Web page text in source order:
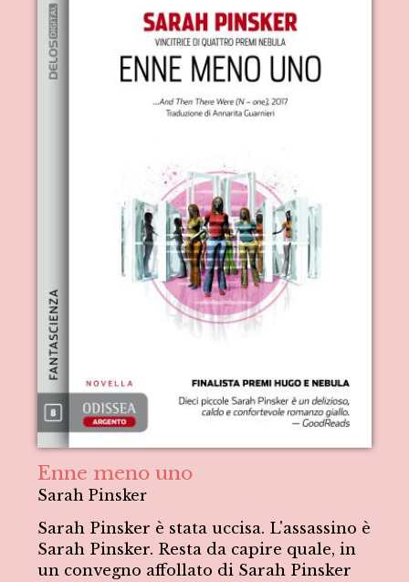
Enne meno uno
Sarah Pinsker
Sarah Pinsker è stata uccisa. L'assassino è
Sarah Pinsker. Resta da capire quale, in
un convegno affollato di Sarah Pinsker